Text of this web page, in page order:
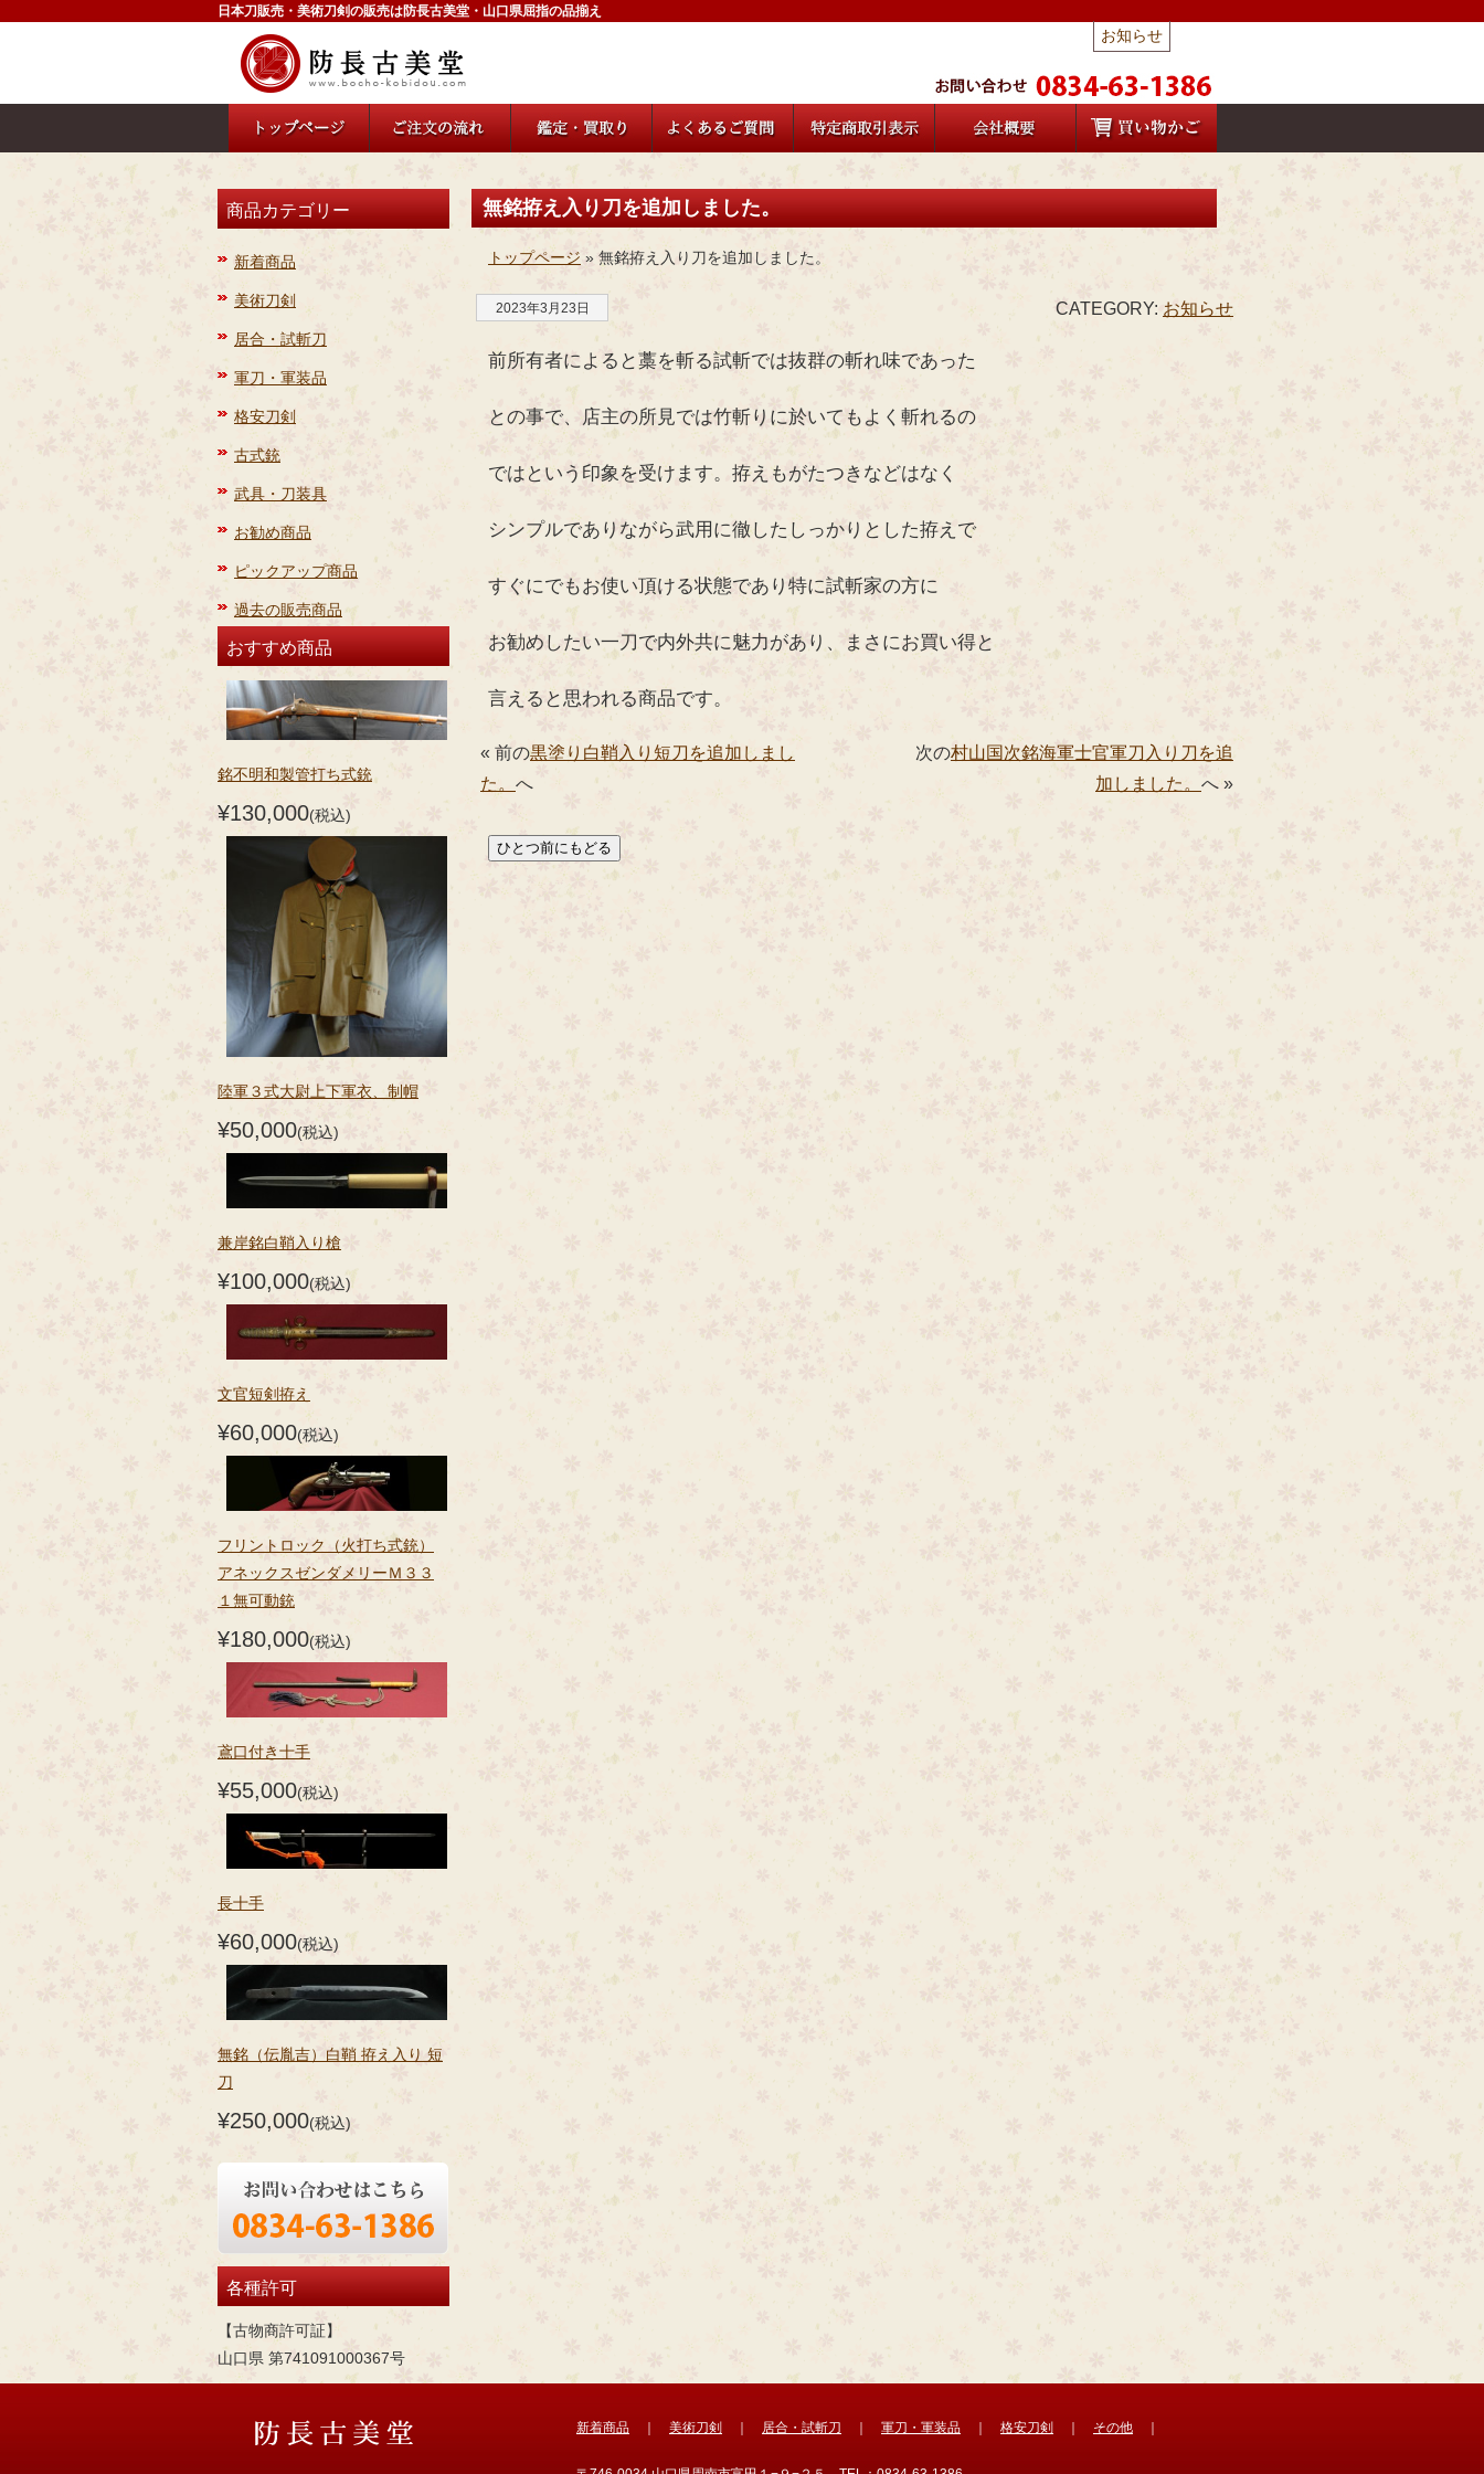
日本刀販売・美術刀剣の販売は防長古美堂・山口県屈指の品揃え
お知らせ
商品カテゴリー
新着商品
美術刀剣
居合・試斬刀
軍刀・軍装品
格安刀剣
古式銃
武具・刀装具
お勧め商品
ピックアップ商品
過去の販売商品
おすすめ商品
銘不明和製管打ち式銃
¥130,000(税込)
陸軍３式大尉上下軍衣、制帽
¥50,000(税込)
兼岸銘白鞘入り槍
¥100,000(税込)
文官短剣拵え
¥60,000(税込)
フリントロック（火打ち式銃）
アネックスゼンダメリーＭ３３
１無可動銃
¥180,000(税込)
鳶口付き十手
¥55,000(税込)
長十手
¥60,000(税込)
無銘（伝胤吉）白鞘 拵え入り 短
刀
¥250,000(税込)
各種許可
【古物商許可証】
山口県 第741091000367号
無銘拵え入り刀を追加しました。
トップページ » 無銘拵え入り刀を追加しました。
CATEGORY: お知らせ
2023年3月23日
前所有者によると藁を斬る試斬では抜群の斬れ味であった
との事で、店主の所見では竹斬りに於いてもよく斬れるの
ではという印象を受けます。拵えもがたつきなどはなく
シンプルでありながら武用に徹したしっかりとした拵えで
すぐにでもお使い頂ける状態であり特に試斬家の方に
お勧めしたい一刀で内外共に魅力があり、まさにお買い得と
言えると思われる商品です。
« 前の黒塗り白鞘入り短刀を追加しまし
た。 へ
次の村山国次銘海軍士官軍刀入り刀を追
加しました。 へ »
新着商品 美術刀剣 居合・試斬刀 軍刀・軍装品 格安刀剣 その他